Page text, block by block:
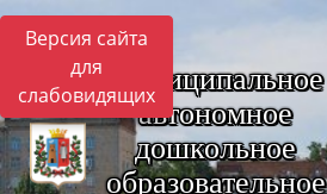
Версия сайта
для
слабовидящихМуниципальное
автономное
дошкольное
образовательное